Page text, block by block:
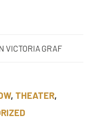
VICTORIA GRAF
, THEATER,